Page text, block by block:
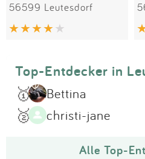
56599 Leutesdorf
Top-Entdecker in
🥇 Bettina
🥈 christi-jane
Alle Top-